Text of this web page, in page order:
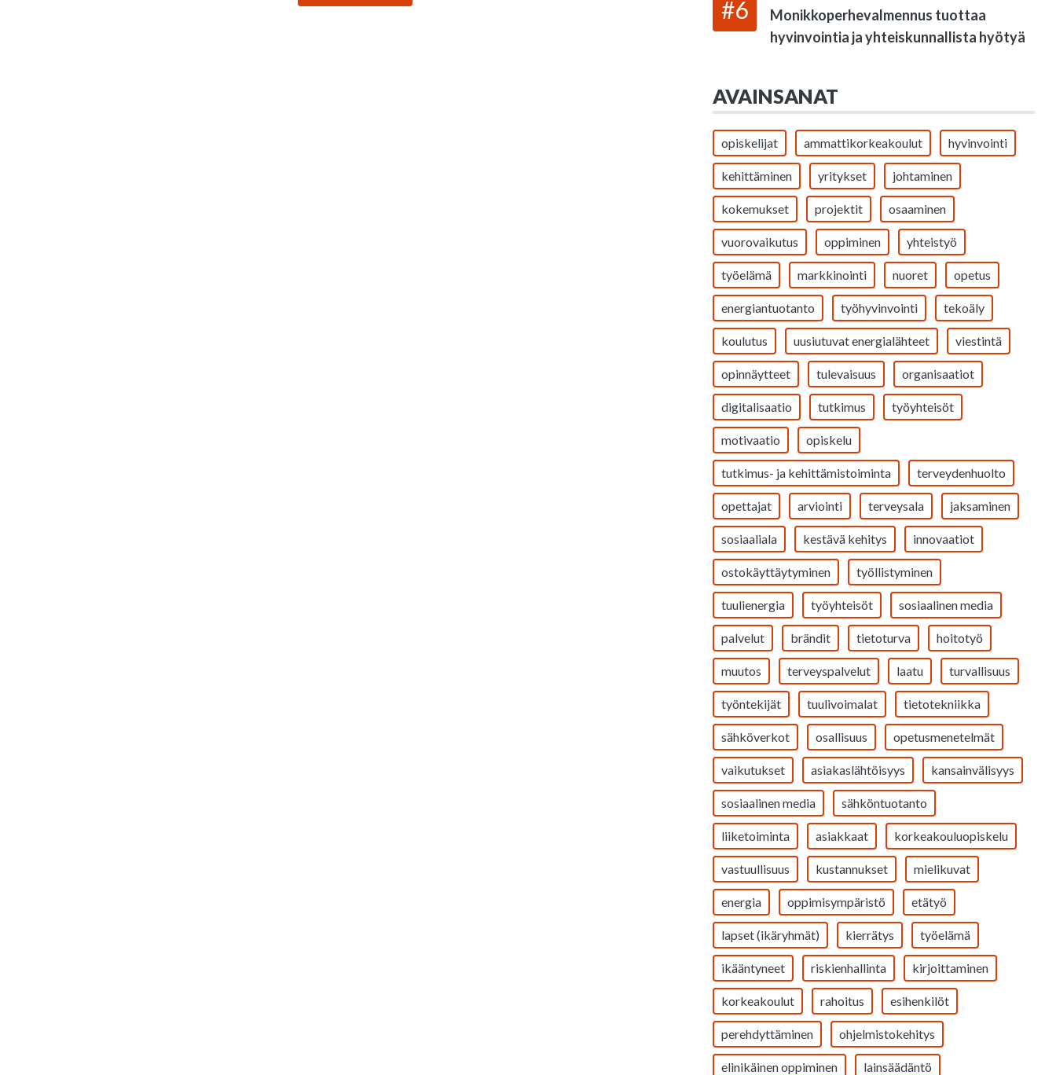
#6
Monikkoperhevalmennus tuottaa
hyvinvointia ja yhteiskunnallista hyötyä
AVAINSANAT
opiskelijat ammattikorkeakoulut hyvinvointi
kehittäminen yritykset johtaminen
kokemukset projektit osaaminen
vuorovaikutus oppiminen yhteistyö
työelämä markkinointi nuoret opetus
energiantuotanto työhyvinvointi tekoäly
koulutus uusiutuvat energialähteet viestintä
opinnäytteet tulevaisuus organisaatiot
digitalisaatio tutkimus työyhteisöt
motivaatio opiskelu
tutkimus- ja kehittämistoiminta terveydenhuolto
opettajat arviointi terveysala jaksaminen
sosiaaliala kestävä kehitys innovaatiot
ostokäyttäytyminen työllistyminen
tuulienergia työyhteisöt sosiaalinen media
palvelut brändit tietoturva hoitotyö
muutos terveyspalvelut laatu turvallisuus
työntekijät tuulivoimalat tietotekniikka
sähköverkot osallisuus opetusmenetelmät
vaikutukset asiakaslähtöisyys kansainvälisyys
sosiaalinen media sähköntuotanto
liiketoiminta asiakkaat korkeakouluopiskelu
vastuullisuus kustannukset mielikuvat
energia oppimisympäristö etätyö
lapset (ikäryhmät) kierrätys työelämä
ikääntyneet riskienhallinta kirjoittaminen
korkeakoulut rahoitus esihenkilöt
perehdyttäminen ohjelmistokehitys
elinikäinen oppiminen lainsäädäntö